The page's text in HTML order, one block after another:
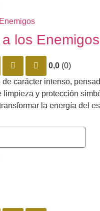
los Enemigos
0,0 (0)
de carácter intenso,
limpieza y protección
la energía del